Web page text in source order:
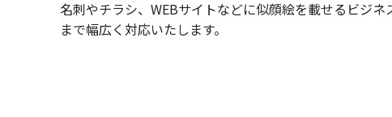
名刺やチラシ、WEBサイトなどに似顔絵を載せるビジ
まで幅広く対応いたします。